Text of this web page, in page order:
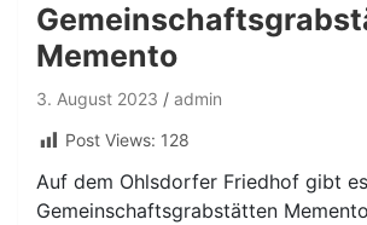
Memento
3. August 2023
admin
Post Views: 128
Auf dem Ohlsdorfer Friedhof gibt
Gemeinschaftsgrabstätten